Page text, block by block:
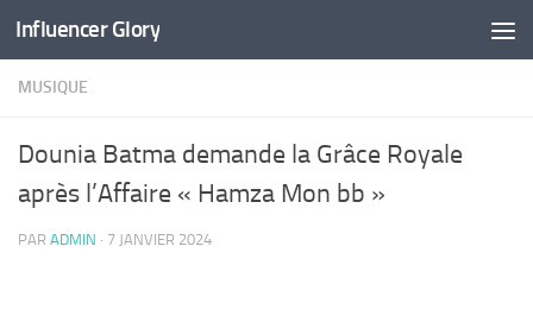
Skip to content
Influencer Glory
MUSIQUE
Dounia Batma demande la Grâce Royale
après l’Affaire « Hamza Mon bb »
PAR ADMIN · 7 JANVIER 2024